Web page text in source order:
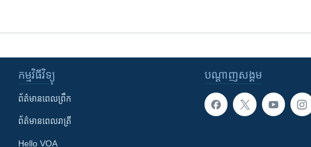
បណ្តាញ​សង្គម
កម្មវិធី​វិទ្យុ
ព័ត៌មាន​ពេល​ព្រឹក
ព័ត៌មាន​​ពេល​រាត្រី
Hello VOA